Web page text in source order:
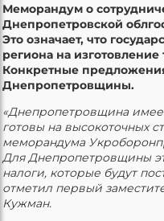
Меморандум о
Днепропетровской
Это означает, что
региона на
Конкретные
Днепропетровщины.
«Днепропетровщина
готовы на высокоточных
меморандума
Для Днепропетровщины
налоги, которые будут
отметил первый
Кужман.